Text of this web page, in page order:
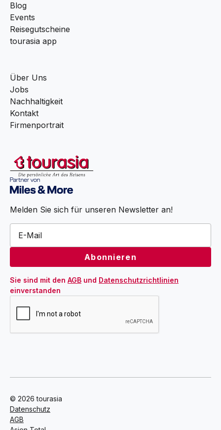
Blog
Events
Reisegutscheine
tourasia app
Über Uns
Jobs
Nachhaltigkeit
Kontakt
Firmenportrait
Melden Sie sich für unseren Newsletter an!
Sie sind mit den AGB und Datenschutzrichtlinien
einverstanden
© 2026 tourasia
Datenschutz
AGB